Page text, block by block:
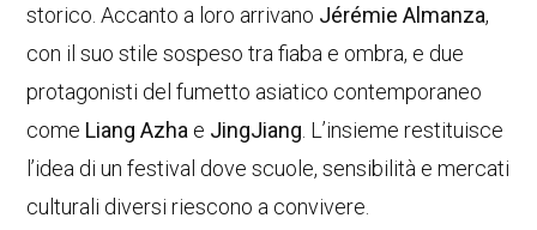
storico. Accanto a loro arrivano Jérémie Almanza,
con il suo stile sospeso tra fiaba e ombra, e due
protagonisti del fumetto asiatico contemporaneo
come Liang Azha e JingJiang . L’insieme restituisce
l’idea di un festival dove scuole, sensibilità e mercati
culturali diversi riescono a convivere.